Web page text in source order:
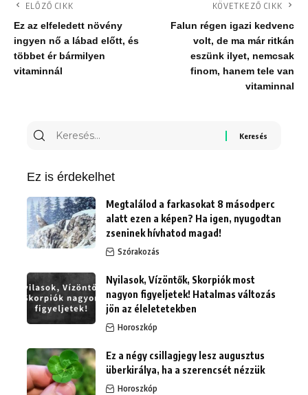
ELŐZŐ CIKK
Ez az elfeledett növény
ingyen nő a lábad előtt, és
többet ér bármilyen
vitaminnál
KÖVETKEZŐ CIKK
Falun régen igazi kedvenc
volt, de ma már ritkán
eszünk ilyet, nemcsak
finom, hanem tele van
vitaminnal
Keresés
Ez is érdekelhet
Megtalálod a farkasokat 8 másodperc
alatt ezen a képen? Ha igen, nyugodtan
zseninek hívhatod magad!
Szórakozás
Nyilasok, Vízöntők, Skorpiók most
nagyon figyeljetek! Hatalmas változás
jön az éleletetekben
Horoszkóp
Ez a négy csillagjegy lesz augusztus
überkirálya, ha a szerencsét nézzük
Horoszkóp